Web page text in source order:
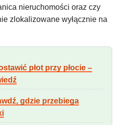
nieruchomości oraz czy
zlokalizowane wyłącznie na
płot przy płocie –
gdzie przebiega